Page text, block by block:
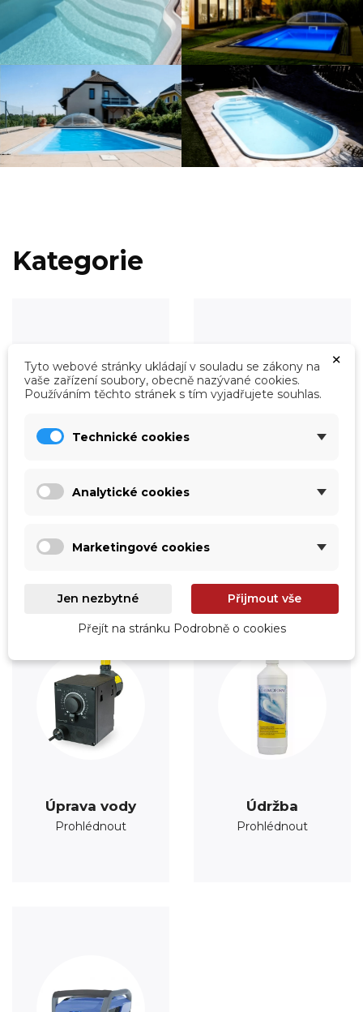
Kategorie
Vytápění
Úprava vody
Prohlédnout
Údržba
Prohlédnout
×
Tyto webové stránky ukládají v souladu se zákony na
vaše zařízení soubory, obecně nazývané cookies.
Používáním těchto stránek s tím vyjadřujete souhlas.
Technické cookies
Analytické cookies
Marketingové cookies
Jen nezbytné Přijmout vše
Přejít na stránku Podrobně o cookies